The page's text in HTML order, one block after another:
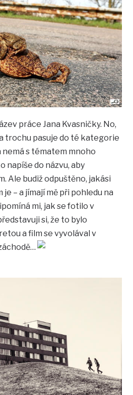
práce Jana Kvasničky. No,
trochu pasuje do té kategorie
s tématem mnoho
napíše do názvu, aby
Ale budiž odpuštěno, jakási
– a jímají mě při pohledu na
mi, jak se fotilo v
si, že to bylo
a film se vyvolával v